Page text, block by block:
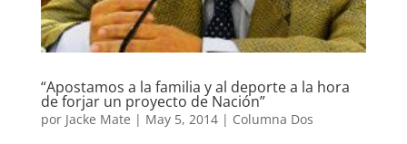
“Apostamos a la familia y al deporte a la hora
de forjar un proyecto de Nación”
por Jacke Mate | May 5, 2014| Columna Dos